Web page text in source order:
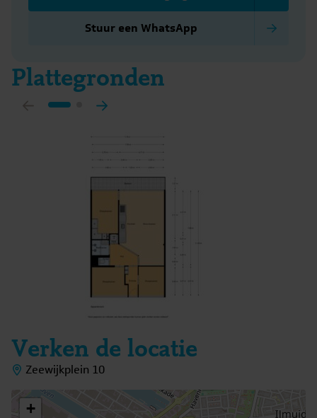
Stuur een WhatsApp
Plattegronden
Verken de locatie
Zeewijkplein 10
+